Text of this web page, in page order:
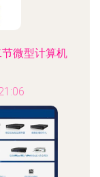
微型计算机